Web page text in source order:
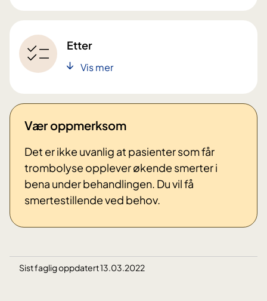
Etter
Vis mer
Vær oppmerksom
Det er ikke uvanlig at pasienter som får
trombolyse opplever økende smerter i
bena under behandlingen. Du vil få
smertestillende ved behov.
Sist faglig oppdatert 13.03.2022